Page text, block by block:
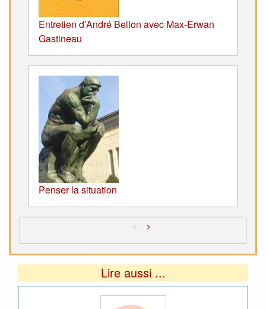
Entretien d’André Bellon avec Max-Erwan
Gastineau
Penser la situation
< >
Lire aussi ...